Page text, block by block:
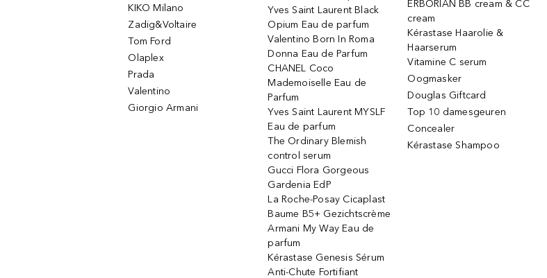
KIKO Milano
Zadig&Voltaire
Tom Ford
Olaplex
Prada
Valentino
Giorgio Armani
Yves Saint Laurent Black
Opium Eau de parfum
Valentino Born In Roma
Donna Eau de Parfum
CHANEL Coco
Mademoiselle Eau de
Parfum
Yves Saint Laurent MYSLF
Eau de parfum
The Ordinary Blemish
control serum
Gucci Flora Gorgeous
Gardenia EdP
La Roche-Posay Cicaplast
Baume B5+ Gezichtscrème
Armani My Way Eau de
parfum
Kérastase Genesis Sérum
Anti-Chute Fortifiant
ERBORIAN BB cream & CC
cream
Kérastase Haarolie &
Haarserum
Vitamine C serum
Oogmasker
Douglas Giftcard
Top 10 damesgeuren
Concealer
Kérastase Shampoo